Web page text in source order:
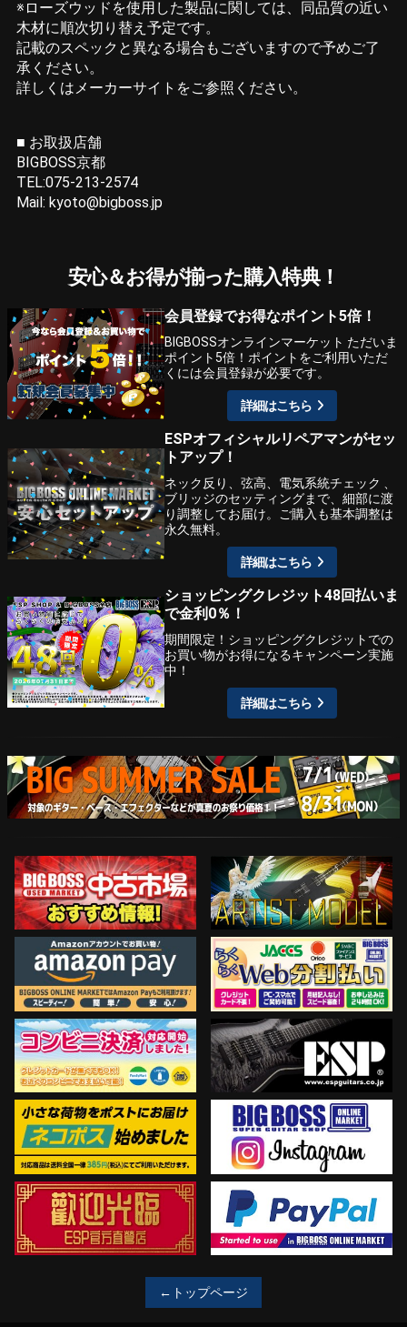
※ローズウッドを使用した製品に関しては、同品質の近い
木材に順次切り替え予定です。
記載のスペックと異なる場合もございますので予めご了
承ください。
詳しくはメーカーサイトをご参照ください。
■ お取扱店舗
BIGBOSS京都
TEL:075-213-2574
Mail: kyoto@bigboss.jp
安心＆お得が揃った購入特典！
会員登録でお得なポイント5倍！
BIGBOSSオンラインマーケット ただいま
ポイント5倍！ポイントをご利用いただ
くには会員登録が必要です。
詳細はこちら
ESPオフィシャルリペアマンがセッ
トアップ！
ネック反り、弦高、電気系統チェック 、
ブリッジのセッティングまで、細部に渡
り調整してお届け。ご購入も基本調整は
永久無料。
詳細はこちら
ショッピングクレジット48回払いま
で金利0％！
期間限定！ショッピングクレジットでの
お買い物がお得になるキャンペーン実施
中！
詳細はこちら
←トップページ